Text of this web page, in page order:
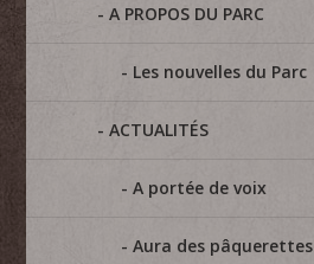
A PROPOS DU PARC
Les nouvelles du Parc
ACTUALITÉS
A portée de voix
Aura des pâquerettes